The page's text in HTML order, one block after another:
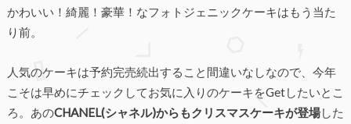
かわいい！綺麗！豪華！なフォトジェニックケーキはもう当た
り前。
人気のケーキは予約完売続出すること間違いなしなので、今年
こそは早めにチェックしてお気に入りのケーキをGetしたいとこ
ろ。あのCHANEL(シャネル)からもクリスマスケーキが登場した